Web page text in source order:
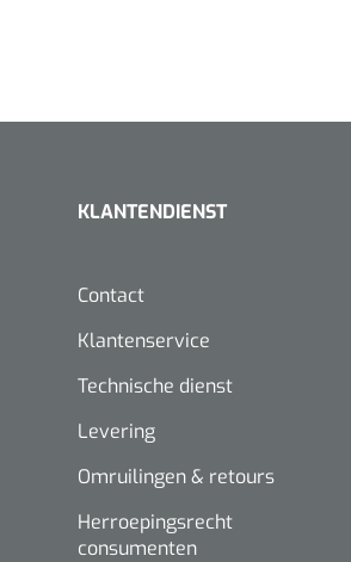
KLANTENDIENST
Contact
Klantenservice
Technische dienst
Levering
Omruilingen & retours
Herroepingsrecht
consumenten